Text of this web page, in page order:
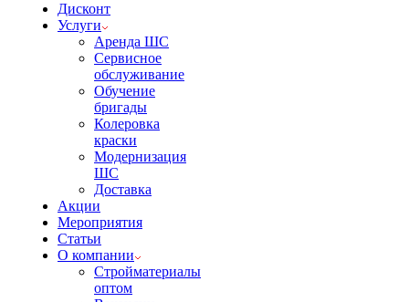
Дисконт
Услуги
Аренда ШС
Сервисное
обслуживание
Обучение
бригады
Колеровка
краски
Модернизация
ШС
Доставка
Акции
Мероприятия
Статьи
О компании
Стройматериалы
оптом